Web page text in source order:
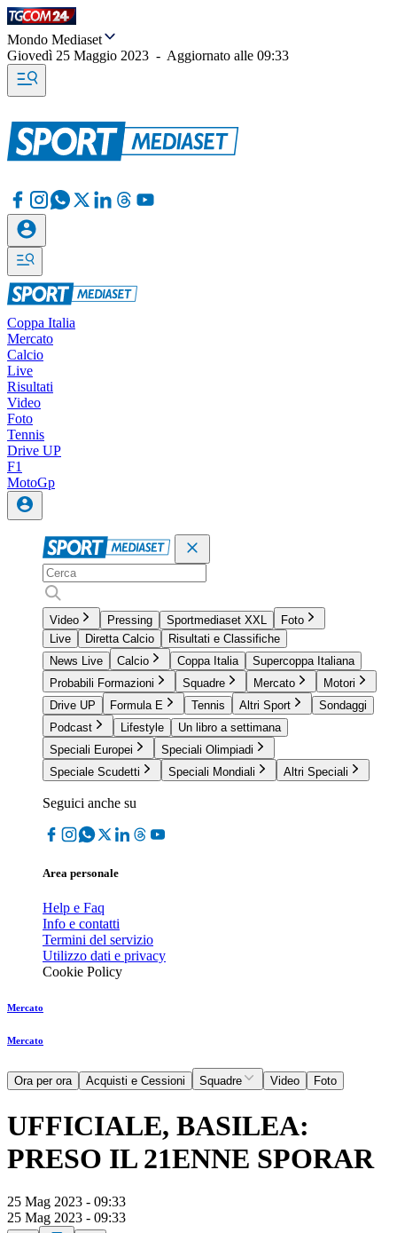
Mondo Mediaset
Giovedì 25 Maggio 2023 - Aggiornato alle 09:33
Coppa Italia
Mercato
Calcio
Live
Risultati
Video
Foto
Tennis
Drive UP
F1
MotoGp
Video Pressing Sportmediaset XXL
Foto
Live
Diretta Calcio
Risultati e Classifiche
News Live
Calcio Coppa Italia
Supercoppa Italiana
Probabili Formazioni
Squadre Mercato
Motori
Drive UP
Formula E Tennis Altri Sport
Sondaggi
Podcast
Lifestyle
Un libro a settimana
Speciali Europei
Speciali Olimpiadi
Speciale Scudetti
Speciali Mondiali Altri Speciali
Seguici anche su
Area personale
Help e Faq
Info e contatti
Termini del servizio
Utilizzo dati e privacy
Cookie Policy
Mercato
Mercato
Ora per ora Acquisti e Cessioni Squadre Video Foto
UFFICIALE, BASILEA:
PRESO IL 21ENNE SPORAR
25 Mag 2023 - 09:33
25 Mag 2023 - 09:33